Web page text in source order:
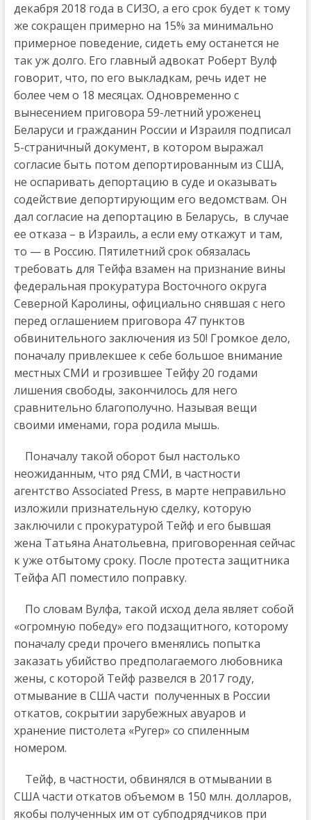
декабря 2018 года в СИЗО, а его срок будет к тому
же сокращен примерно на 15% за минимально
примерное поведение, сидеть ему останется не
так уж долго. Его главный адвокат Роберт Вулф
говорит, что, по его выкладкам, речь идет не
более чем о 18 месяцах. Одновременно с
вынесением приговора 59-летний уроженец
Беларуси и гражданин России и Израиля подписал
5-страничный документ, в котором выражал
согласие быть потом депортированным из США,
не оспаривать депортацию в суде и оказывать
содействие депортирующим его ведомствам. Он
дал согласие на депортацию в Беларусь, в случае
ее отказа – в Израиль, а если ему откажут и там,
то — в Россию. Пятилетний срок обязалась
требовать для Тейфа взамен на признание вины
федеральная прокуратура Восточного округа
Северной Каролины, официально снявшая с него
перед оглашением приговора 47 пунктов
обвинительного заключения из 50! Громкое дело,
поначалу привлекшее к себе большое внимание
местных СМИ и грозившее Тейфу 20 годами
лишения свободы, закончилось для него
сравнительно благополучно. Называя вещи
своими именами, гора родила мышь.
Поначалу такой оборот был настолько
неожиданным, что ряд СМИ, в частности
агентство Associated Press, в марте неправильно
изложили признательную сделку, которую
заключили с прокуратурой Тейф и его бывшая
жена Татьяна Анатольевна, приговоренная сейчас
к уже отбытому сроку. После протеста защитника
Тейфа АП поместило поправку.
По словам Вулфа, такой исход дела являет собой
«огромную победу» его подзащитного, которому
поначалу среди прочего вменялись попытка
заказать убийство предполагаемого любовника
жены, с которой Тейф развелся в 2017 году,
отмывание в США части полученных в России
откатов, сокрытии зарубежных авуаров и
хранение пистолета «Ругер» со спиленным
номером.
Тейф, в частности, обвинялся в отмывании в
США части откатов объемом в 150 млн. долларов,
якобы полученных им от субподрядчиков при